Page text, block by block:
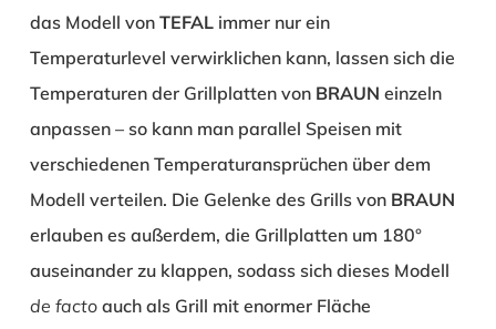
das Modell von TEFALimmer nur ein
Temperaturlevel verwirklichen kann, lassen sich die
Temperaturen der Grillplatten von BRAUN einzeln
anpassen – so kann man parallel Speisen mit
verschiedenen Temperaturansprüchen über dem
Modell verteilen. Die Gelenke des Grills von BRAUN
erlauben es außerdem, die Grillplatten um 180°
auseinander zu klappen, sodass sich dieses Modell
de factoauch als Grill mit enormer Fläche